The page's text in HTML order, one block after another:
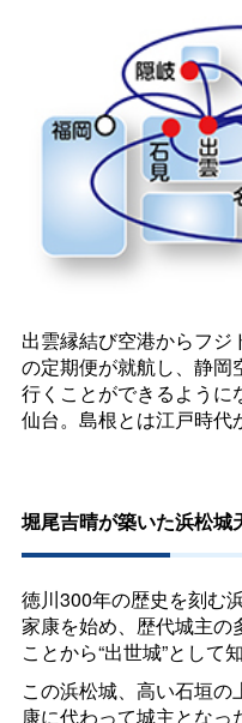
出雲縁結び空港からフジ
の定期便が就航し、静
行くことができるように
仙台。島根とは江戸時代
堀尾吉晴が築いた浜松城
徳川300年の歴史を刻む
家康を始め、歴代城主の
ことから“出世城”として
この浜松城、高い石垣
康に代わって城主となっ